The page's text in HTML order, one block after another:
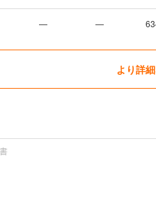
— —
より詳